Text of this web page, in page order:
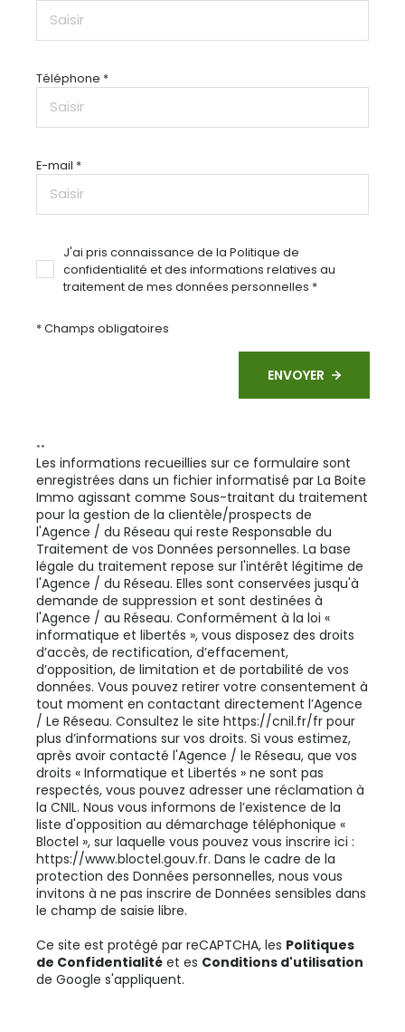
Téléphone *
E-mail *
J'ai pris connaissance de la Politique de
confidentialité et des informations relatives au
traitement de mes données personnelles *
* Champs obligatoires
ENVOYER
**
Les informations recueillies sur ce formulaire sont
enregistrées dans un fichier informatisé par La Boite
Immo agissant comme Sous-traitant du traitement
pour la gestion de la clientèle/prospects de
l'Agence / du Réseau qui reste Responsable du
Traitement de vos Données personnelles. La base
légale du traitement repose sur l'intérêt légitime de
l'Agence / du Réseau. Elles sont conservées jusqu'à
demande de suppression et sont destinées à
l'Agence / au Réseau. Conformément à la loi «
informatique et libertés », vous disposez des droits
d’accès, de rectification, d’effacement,
d’opposition, de limitation et de portabilité de vos
données. Vous pouvez retirer votre consentement à
tout moment en contactant directement l’Agence
/ Le Réseau. Consultez le site https://cnil.fr/fr pour
plus d’informations sur vos droits. Si vous estimez,
après avoir contacté l'Agence / le Réseau, que vos
droits « Informatique et Libertés » ne sont pas
respectés, vous pouvez adresser une réclamation à
la CNIL. Nous vous informons de l’existence de la
liste d'opposition au démarchage téléphonique «
Bloctel », sur laquelle vous pouvez vous inscrire ici :
https://www.bloctel.gouv.fr. Dans le cadre de la
protection des Données personnelles, nous vous
invitons à ne pas inscrire de Données sensibles dans
le champ de saisie libre.
Ce site est protégé par reCAPTCHA, les Politiques
de Confidentialité et es Conditions d'utilisation
de Google s'appliquent.